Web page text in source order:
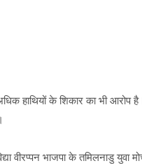
हाथियों के शिकार का भी
वीरप्पन भाजपा के तमिलनाडु युवा